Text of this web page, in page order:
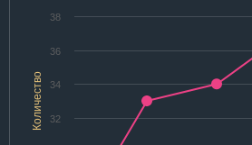
Количество 32
34
36
38